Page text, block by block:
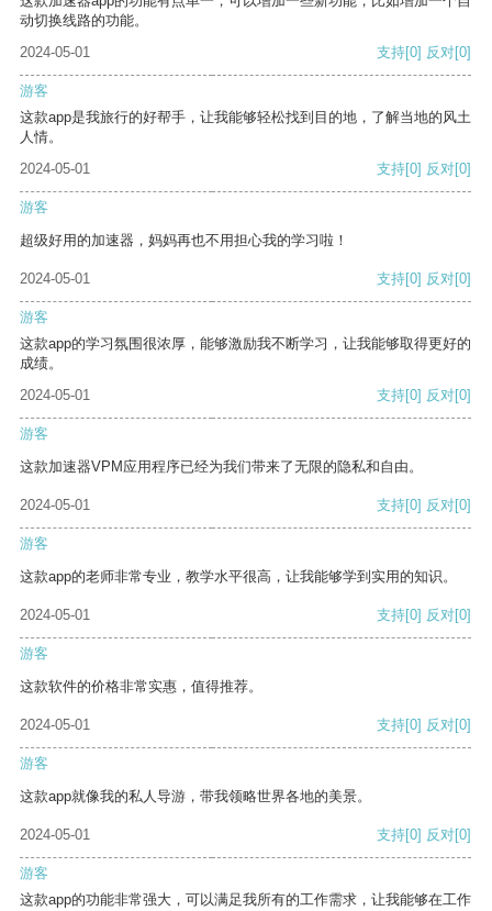
动切换线路的功能。
2024-05-01
支持[0] 反对[0]
游客
这款app是我旅行的好帮手，让我能够轻松找到目的地，了解当地的风土
人情。
2024-05-01
支持[0] 反对[0]
游客
超级好用的加速器，妈妈再也不用担心我的学习啦！
2024-05-01 支持[0] 反对[0]
游客
这款app的学习氛围很浓厚，能够激励我不断学习，让我能够取得更好的
成绩。
2024-05-01
支持[0] 反对[0]
游客
这款加速器VPM应用程序已经为我们带来了无限的隐私和自由。
2024-05-01 支持[0] 反对[0]
游客
这款app的老师非常专业，教学水平很高，让我能够学到实用的知识。
2024-05-01 支持[0] 反对[0]
游客
这款软件的价格非常实惠，值得推荐。
2024-05-01 支持[0] 反对[0]
游客
这款app就像我的私人导游，带我领略世界各地的美景。
2024-05-01 支持[0] 反对[0]
游客
这款app的功能非常强大，可以满足我所有的工作需求，让我能够在工作